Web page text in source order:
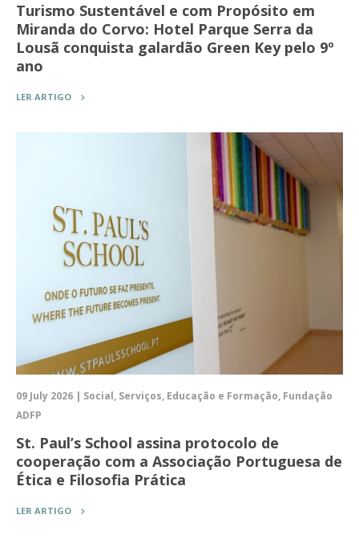
Turismo Sustentável e com Propósito em
Miranda do Corvo: Hotel Parque Serra da
Lousã conquista galardão Green Key pelo 9º
ano
LER ARTIGO
09 July 2026 | Social, Serviços, Educação e Formação, Fundação
ADFP
St. Paul’s School assina protocolo de
cooperação com a Associação Portuguesa de
Ética e Filosofia Prática
LER ARTIGO